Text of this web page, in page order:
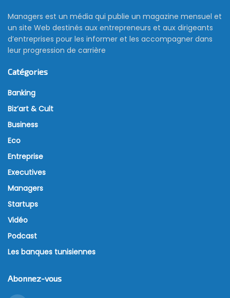
Managers est un média qui publie un magazine mensuel et
un site Web destinés aux entrepreneurs et aux dirigeants
d’entreprises pour les informer et les accompagner dans
leur progression de carrière
Catégories
Banking
Biz’art & Cult
Business
Eco
Entreprise
Executives
Managers
Startups
Vidéo
Podcast
Les banques tunisiennes
Abonnez-vous